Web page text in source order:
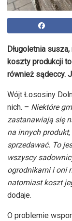
Długoletnia
koszty produkcji
również sądeccy.
Wójt Łososiny
nich. – Niektóre
zastanawiają się
na innych
sprzedawać. To
wszyscy
ogrodnikami i oni
natomiast koszt
dodaje.
O problemie